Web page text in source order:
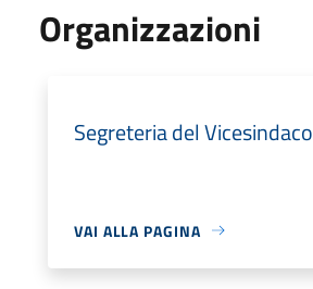
Organizzazioni
Segreteria del Vicesindaco
VAI ALLA PAGINA